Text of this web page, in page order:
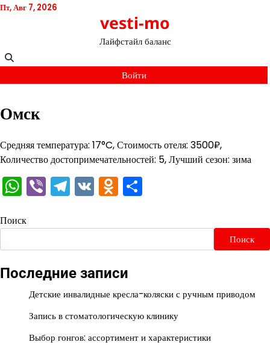
Перейти
Пт, Авг 7, 2026
vesti-mo
Лайфстайл баланс
Войти
Омск
Средняя температура: 17°C, Стоимость отеля: 3500₽,
Количество достопримечательностей: 5, Лучший сезон: зима
WhatsApp
ViberTelegram
VKOdnoklassniki
Поиск
Поиск
Последние записи
Детские инвалидные кресла-коляски с ручным приводом
Запись в стоматологическую клинику
Выбор гонгов: ассортимент и характеристики